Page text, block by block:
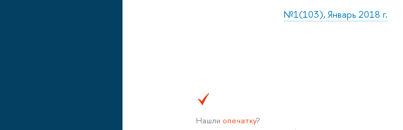
№1(103), Январь 2018 г.
Нашли опечатку?